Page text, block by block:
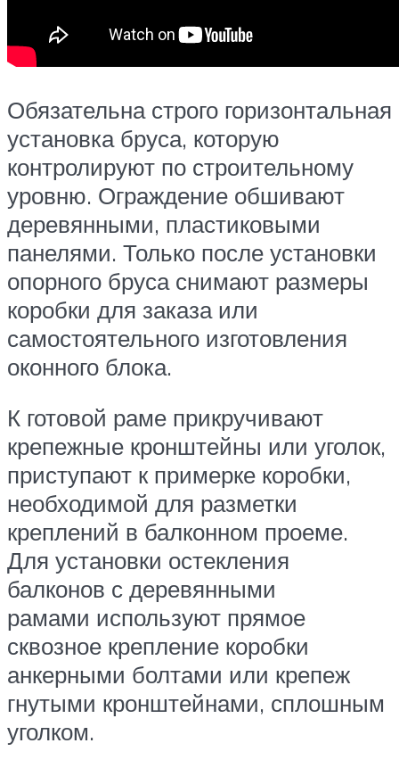
Обязательна строго горизонтальная
установка бруса, которую
контролируют по строительному
уровню. Ограждение обшивают
деревянными, пластиковыми
панелями. Только после установки
опорного бруса снимают размеры
коробки для заказа или
самостоятельного изготовления
оконного блока.
К готовой раме прикручивают
крепежные кронштейны или уголок,
приступают к примерке коробки,
необходимой для разметки
креплений в балконном проеме.
Для установки остекления
балконов с деревянными
рамами используют прямое
сквозное крепление коробки
анкерными болтами или крепеж
гнутыми кронштейнами, сплошным
уголком.